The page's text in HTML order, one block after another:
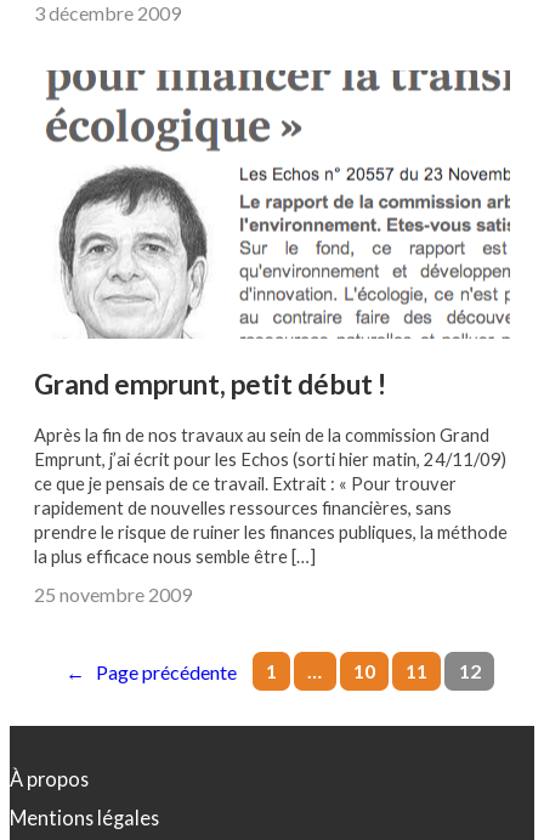
3 décembre 2009
Grand emprunt, petit début !
Après la fin de nos travaux au sein de la commission Grand
Emprunt, j’ai écrit pour les Echos (sorti hier matin, 24/11/09)
ce que je pensais de ce travail. Extrait : « Pour trouver
rapidement de nouvelles ressources financières, sans
prendre le risque de ruiner les finances publiques, la méthode
la plus efficace nous semble être […]
25 novembre 2009
← Page précédente 1 … 10 11 12
À propos
Mentions légales